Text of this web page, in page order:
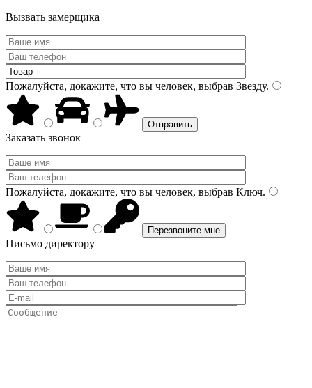
Вызвать замерщика
Пожалуйста, докажите, что вы человек, выбрав Звезду.
Заказать звонок
Пожалуйста, докажите, что вы человек, выбрав Ключ.
Письмо директору